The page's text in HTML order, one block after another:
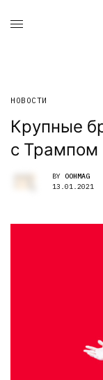
НОВОСТИ
Крупные
с Трампом
BY OOHMAG
13.01.2021